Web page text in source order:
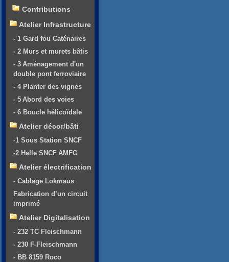
Contributions
Atelier Infrastructure
- 1 Gard fou Caténaires
- 2 Murs et murets bâtis
- 3 Aménagement d'un
double pont ferroviaire
- 4 Planter des vignes
- 5 Abord des voies
- 6 Boucle hélicoïdale
Atelier décor/bâti
-1 Sous Station SNCF
-2 Halle SNCF AMFG
Atelier électrification
- Cablage Lokmaus
Fabrication d’un circuit
imprimé
Atelier Digitalisation
- 232 TC Fleischmann
- 230 F-Fleischmann
- BB 8159 Roco